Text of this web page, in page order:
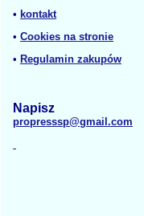
• kontakt
• Cookies na stronie
• Regulamin zakupów
Napisz
propresssp@gmail.com